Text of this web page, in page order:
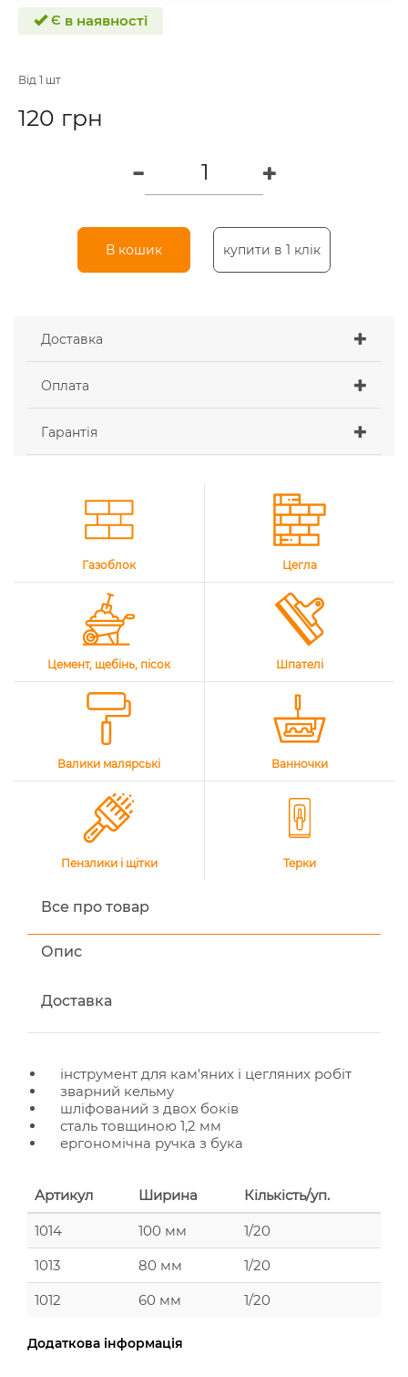
Є в наявності
Від 1 шт
120 грн
В кошик купити в 1 клік
Доставка
Оплата
Гарантія
Газоблок Цегла
Цемент, щебінь, пісок Шпателі
Валики малярські Ванночки
Пензлики і щітки Терки
Все про товар
Опис
Доставка
інструмент для кам'яних і цегляних робіт
зварний кельму
шліфований з двох боків
сталь товщиною 1,2 мм
ергономічна ручка з бука
Артикул Ширина Кількість/уп.
1014 100 мм
1/20
1013
80 мм
1/20
1012
60 мм 1/20
Додаткова інформація